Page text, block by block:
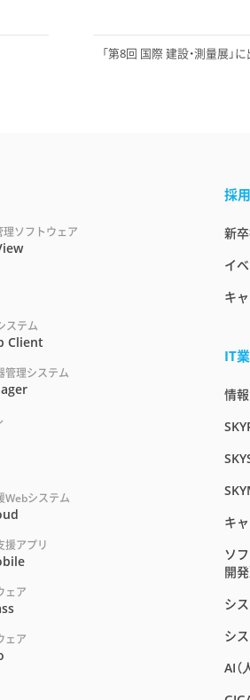
「第8回 国際 建設・測量展」
ソフトウェア
ステム
Client
管理システム
Webシステム
援アプリ
ェア
ェア
採
新
イ
キ
IT
情
キ
ソ
開発
シ
シ
AI（